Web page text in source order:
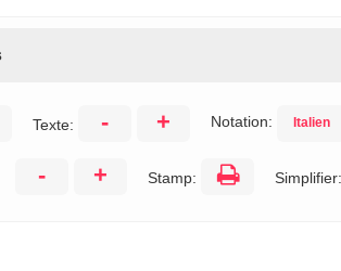
Texte: - + Notation: Italien
- + Stamp: Simplifier: